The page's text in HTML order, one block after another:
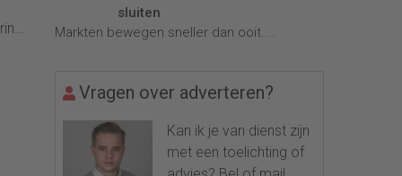
sluiten
Markten bewegen sneller dan ooit....
Vragen over adverteren?
Kan ik je van dienst zijn
met een toelichting of